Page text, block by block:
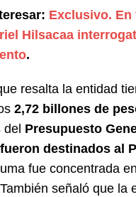
Exclusivo.
Hilsacaa
.
resalta la entidad
2,72 billones de
Presupuesto
destinados al
fue concentrada
señaló que la